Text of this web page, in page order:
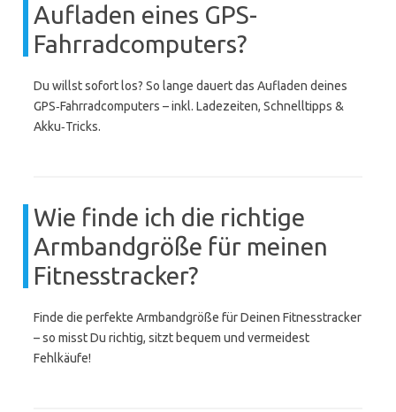
Aufladen eines GPS-
Fahrradcomputers?
Du willst sofort los? So lange dauert das Aufladen deines
GPS‑Fahrradcomputers – inkl. Ladezeiten, Schnelltipps &
Akku‑Tricks.
Wie finde ich die richtige
Armbandgröße für meinen
Fitnesstracker?
Finde die perfekte Armbandgröße für Deinen Fitnesstracker
– so misst Du richtig, sitzt bequem und vermeidest
Fehlkäufe!